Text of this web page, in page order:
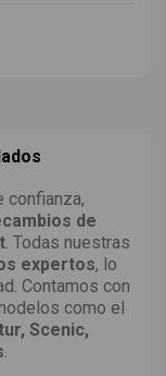
confianza,
de
. Todas nuestras
expertos, lo
Contamos con
como el
Scenic,
.